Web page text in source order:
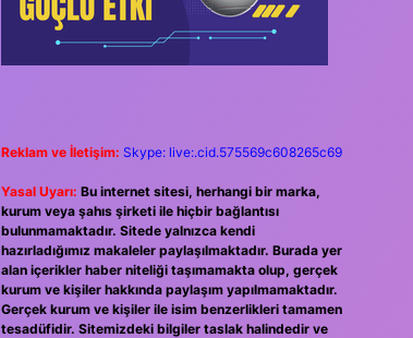
Reklam ve İletişim: Skype: live:.cid.575569c608265c69
Yasal Uyarı: Bu internet sitesi, herhangi bir marka,
kurum veya şahıs şirketi ile hiçbir bağlantısı
bulunmamaktadır. Sitede yalnızca kendi
hazırladığımız makaleler paylaşılmaktadır. Burada yer
alan içerikler haber niteliği taşımamakta olup, gerçek
kurum ve kişiler hakkında paylaşım yapılmamaktadır.
Gerçek kurum ve kişiler ile isim benzerlikleri tamamen
tesadüfidir. Sitemizdeki bilgiler taslak halindedir ve